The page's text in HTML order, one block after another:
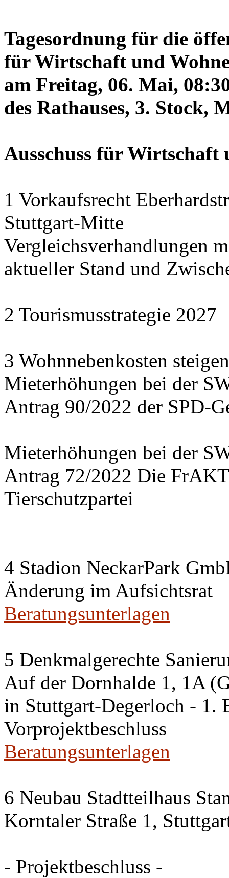
Tagesordnung für die
für Wirtschaft und
am Freitag, 06. Mai,
des Rathauses, 3. Stock,
Ausschuss für Wirtschaft
1 Vorkaufsrecht
Stuttgart-Mitte
Vergleichsverhandlungen
aktueller Stand und
2 Tourismusstrategie 2027
3 Wohnnebenkosten
Mieterhöhungen bei der
Antrag 90/2022 der SPD-
Mieterhöhungen bei der
Antrag 72/2022 Die
Tierschutzpartei
4 Stadion NeckarPark
Änderung im Aufsichtsrat
Beratungsunterlagen
5 Denkmalgerechte
Auf der Dornhalde 1, 1A
in Stuttgart-Degerloch - 1.
Vorprojektbeschluss
Beratungsunterlagen
6 Neubau Stadtteilhaus
Korntaler Straße 1,
- Projektbeschluss -